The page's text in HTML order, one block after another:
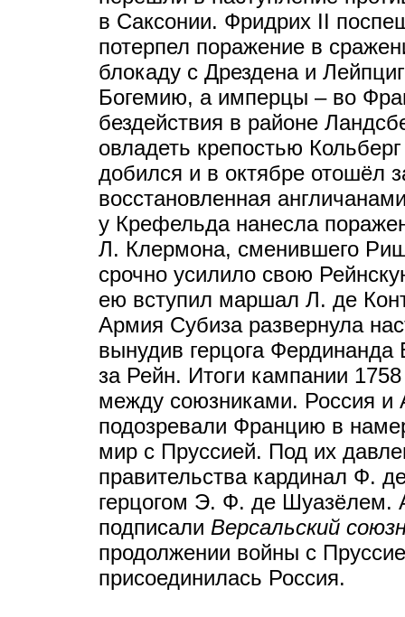
в Саксонии. Фридрих II
потерпел поражение в
блокаду с Дрездена и
Богемию, а имперцы – во
бездействия в районе
овладеть крепостью
добился и в октябре отошёл
восстановленная
у Крефельда нанесла
Л. Клермона, сменившего
срочно усилило свою
ею вступил маршал Л. де
Армия Субиза развернула
вынудив герцога Фердинанда
за Рейн. Итоги кампании
между союзниками. Россия и
подозревали Францию в
мир с Пруссией. Под их
правительства кардинал Ф.
герцогом Э. Ф. де Шуазёлем.
подписали Версальский
продолжении войны с
присоединилась Россия.